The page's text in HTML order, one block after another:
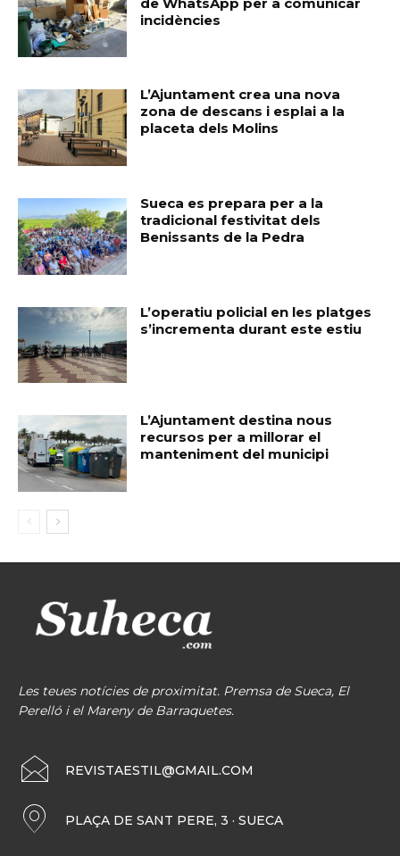
incidències
L’Ajuntament crea una nova
zona de descans i esplai a la
placeta dels Molins
Sueca es prepara per a la
tradicional festivitat dels
Benissants de la Pedra
L’operatiu policial en les platges
s’incrementa durant este estiu
L’Ajuntament destina nous
recursos per a millorar el
manteniment del municipi
Les teues notícies de proximitat. Premsa de Sueca, El
Perelló i el Mareny de Barraquetes.
REVISTAESTIL@GMAIL.COM
PLAÇA DE SANT PERE, 3 · SUECA